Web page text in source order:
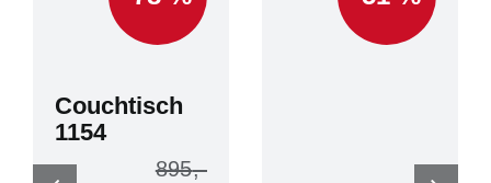
Couchtisch
1154
895